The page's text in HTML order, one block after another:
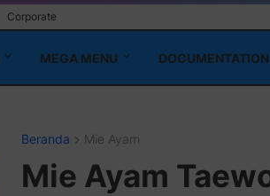
Corporate
MEGA MENU DOCUMENTATION
Beranda Mie Ayam
Mie Ayam